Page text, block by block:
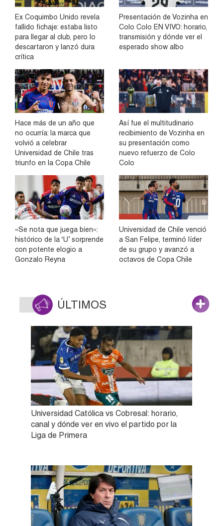
Ex Coquimbo Unido revela
fallido fichaje: estaba listo
para llegar al club, pero lo
descartaron y lanzó dura
crítica
Presentación de Vozinha en
Colo Colo EN VIVO: horario,
transmisión y dónde ver el
esperado show albo
Hace más de un año que
no ocurría: la marca que
volvió a celebrar
Universidad de Chile tras
triunfo en la Copa Chile
Así fue el multitudinario
recibimiento de Vozinha en
su presentación como
nuevo refuerzo de Colo
Colo
«Se nota que juega bien»:
histórico de la ‘U’ sorprende
con potente elogio a
Gonzalo Reyna
Universidad de Chile venció
a San Felipe, terminó líder
de su grupo y avanzó a
octavos de Copa Chile
ÚLTIMOS
Universidad Católica vs Cobresal: horario,
canal y dónde ver en vivo el partido por la
Liga de Primera